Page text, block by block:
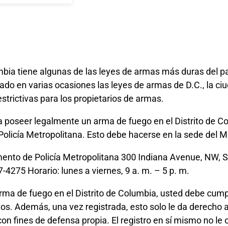
tiene algunas de las leyes de armas más duras del
en varias ocasiones las leyes de armas de D.C., la
para los propietarios de armas.
poseer legalmente un arma de fuego en el Distrito de
Metropolitana. Esto debe hacerse en la sede del
de Policía Metropolitana 300 Indiana Avenue, NW,
4275 Horario: lunes a viernes, 9 a. m. – 5 p. m.
de fuego en el Distrito de Columbia, usted debe
Además, una vez registrada, esto solo le da derecho
fines de defensa propia. El registro en sí mismo no le